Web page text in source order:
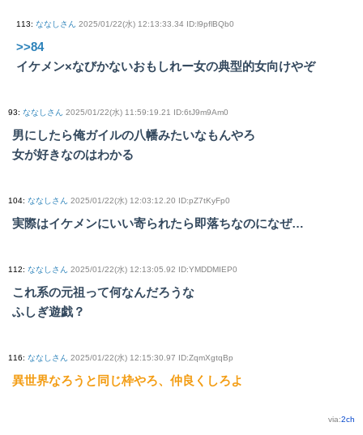
113: ななしさん 2025/01/22(水) 12:13:33.34 ID:l9pflBQb0
>>84
イケメン×なびかないおもしれー女の典型的女向けやぞ
93: ななしさん 2025/01/22(水) 11:59:19.21 ID:6tJ9m9Am0
男にしたら俺ガイルの八幡みたいなもんやろ
女が好きなのはわかる
104: ななしさん 2025/01/22(水) 12:03:12.20 ID:pZ7tKyFp0
実際はイケメンにいい寄られたら即落ちなのになぜ…
112: ななしさん 2025/01/22(水) 12:13:05.92 ID:YMDDMIEP0
これ系の元祖って何なんだろうな
ふしぎ遊戯？
116: ななしさん 2025/01/22(水) 12:15:30.97 ID:ZqmXgtqBp
異世界なろうと同じ枠やろ、仲良くしろよ
via:2ch